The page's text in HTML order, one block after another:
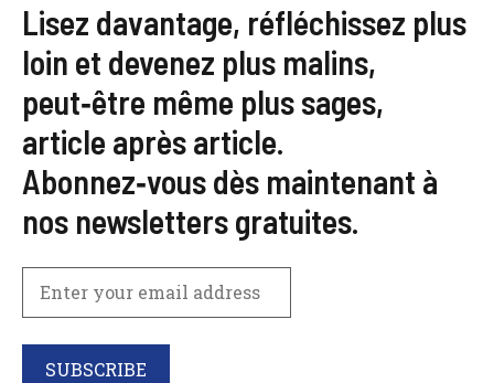
Lisez davantage, réfléchissez plus
loin et devenez plus malins,
peut‑être même plus sages,
article après article.
Abonnez‑vous dès maintenant à
nos newsletters gratuites.